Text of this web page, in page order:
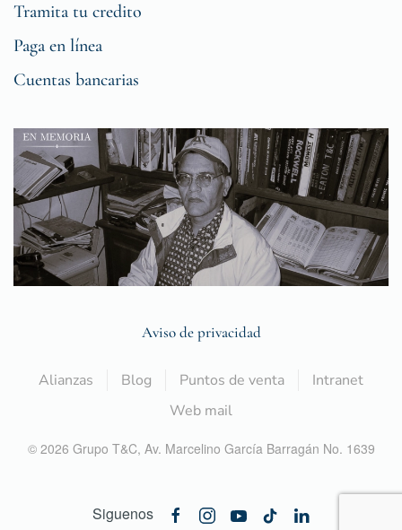
Tramita tu credito
Paga en línea
Cuentas bancarias
Aviso de privacidad
Alianzas Blog Puntos de venta
Intranet
Web mail
© 2026 Grupo T&C, Av. Marcelino García Barragán No. 1639
Siguenos